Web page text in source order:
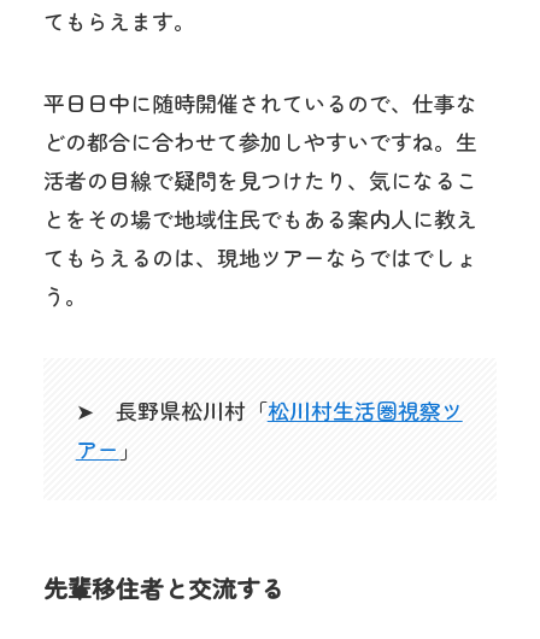
てもらえます。
平日日中に随時開催されているので、仕事な
どの都合に合わせて参加しやすいですね。生
活者の目線で疑問を見つけたり、気になるこ
とをその場で地域住民でもある案内人に教え
てもらえるのは、現地ツアーならではでしょ
う。
➤ 長野県松川村「松川村生活圏視察ツ
アー 」
先輩移住者と交流する